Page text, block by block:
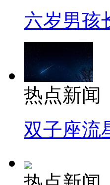
六岁男孩
热点新闻
双子座流